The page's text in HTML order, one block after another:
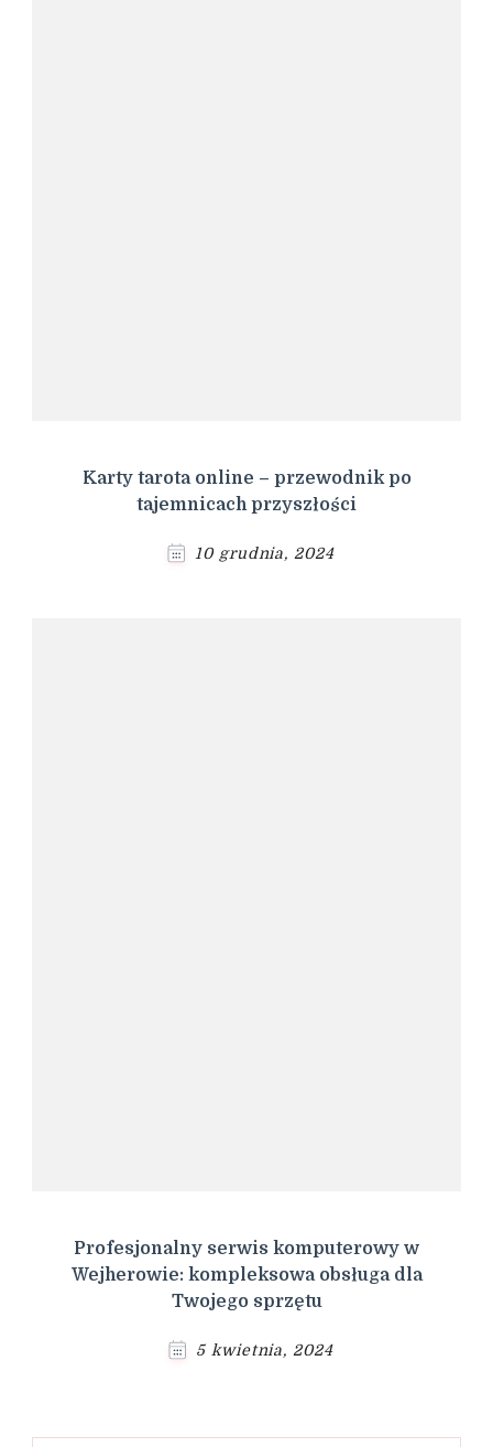
Karty tarota online – przewodnik po
tajemnicach przyszłości
10 grudnia, 2024
Profesjonalny serwis komputerowy w
Wejherowie: kompleksowa obsługa dla
Twojego sprzętu
5 kwietnia, 2024